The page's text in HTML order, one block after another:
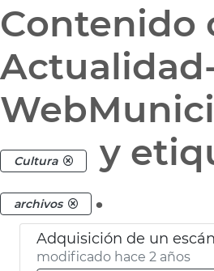
Contenido
Cultura y
archivos .
Adquisición de un
modificado hace 2 años